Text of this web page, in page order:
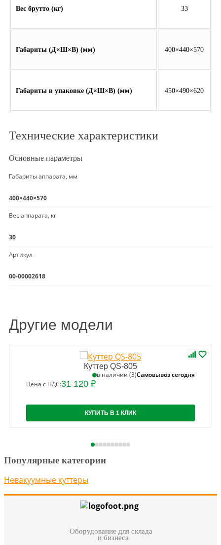
Вес брутто (кг) 33
Габариты (Д×Ш×В) (мм) 400×440×570
Габариты в упаковке (Д×Ш×В) (мм) 450×490×620
Технические характеристики
Основные параметры
Габариты аппарата, мм
400×440×570
Вес аппарата, кг
30
Артикул
00-00002618
Другие модели
Куттер QS-805
в наличии (3)Самовывоз сегодня
Цена с НДС:31 120 ₽
КУПИТЬ В 1 КЛИК
Популярные категории
Невакуумные куттеры
Оборудование для склада
и бизнеса